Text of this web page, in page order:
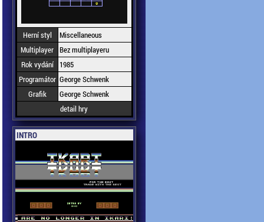
Herní styl
Miscellaneous
Multiplayer Bez multiplayeru
Rok vydání
1985
Programátor George Schwenk
Grafik
George Schwenk
detail hry
INTRO